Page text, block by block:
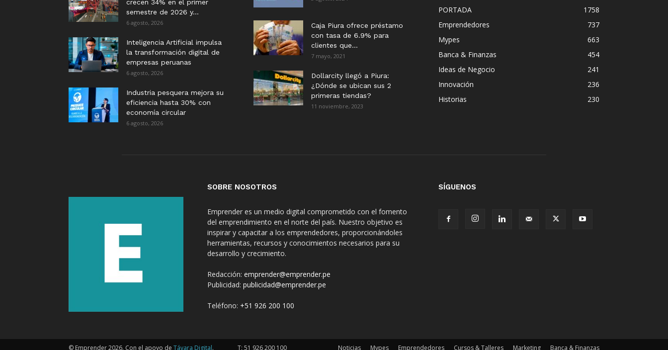
crecen 34% en el primer
semestre de 2026 y...
6 agosto, 2026
Inteligencia Artificial impulsa
la transformación digital de
empresas peruanas
6 agosto, 2026
Industria pesquera mejora su
eficiencia hasta 30% con
economía circular
6 agosto, 2026
Caja Piura ofrece préstamo
con tasa de 6.9% para
clientes que...
7 mayo, 2021
Dollarcity llegó a Piura:
¿Dónde se ubican sus 2
primeras tiendas?
11 noviembre, 2023
PORTADA
1758
Emprendedores
737
Mypes
663
Banca & Finanzas
454
Ideas de Negocio
241
Innovación
236
Historias
230
SOBRE NOSOTROS
Emprender es un medio digital comprometido con el fomento
del emprendimiento en el norte del país. Nuestro objetivo es
inspirar y capacitar a los emprendedores, proporcionándoles
herramientas, recursos y conocimientos necesarios para su
desarrollo y crecimiento.
Redacción: emprender@emprender.pe
Publicidad: publicidad@emprender.pe
Teléfono: +51 926 200 100
SÍGUENOS
Noticias Mypes Emprendedores Cursos & Talleres Marketing Banca & Finanzas
© Emprender 2026. Con el apoyo de Távara Digital. T: 51 926 200 100